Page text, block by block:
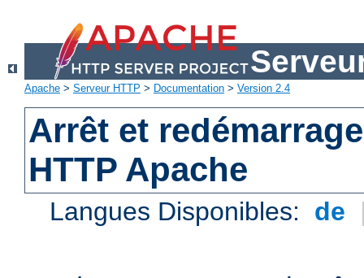
Apache > Serveur HTTP > Documentation > Version 2.4
Arrêt et
HTTP Apache
Langues Disponibles: de